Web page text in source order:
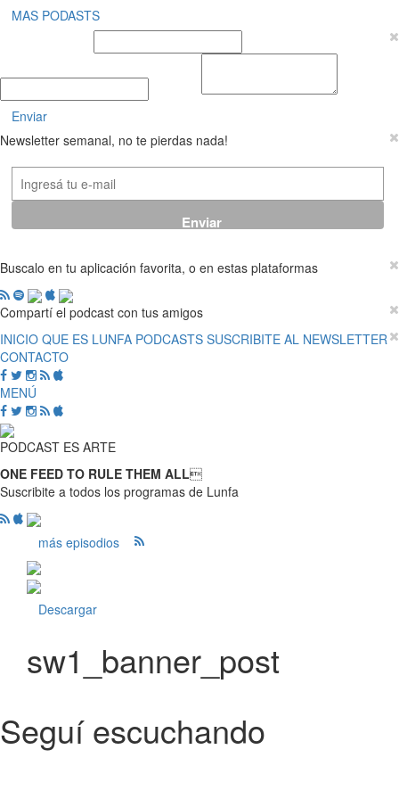
MAS PODASTS
Enviar
Newsletter semanal, no te pierdas nada!
Buscalo en tu aplicación favorita, o en estas plataformas
Compartí el podcast con tus amigos
INICIO QUE ES LUNFA PODCASTS SUSCRIBITE AL NEWSLETTER
CONTACTO
MENÚ
PODCAST ES ARTE
ONE FEED TO RULE THEM ALL
Suscribite a todos los programas de Lunfa
más episodios
Descargar
sw1_banner_post
Seguí escuchando